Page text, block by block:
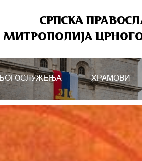
СРПСКА
МИТРОПОЛИЈА
БОГОСЛУЖЕЊА ХРАМОВИ